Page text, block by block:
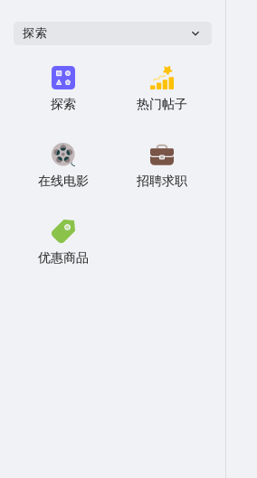
探索
探索 热门帖子
在线电影 招聘求职
优惠商品